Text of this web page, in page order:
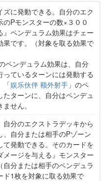
ズに発動できる。自分のエク
Pモンスターの数×３００
』ペンデュラム効果はチェー
果です。（対象を取る効果で
ペンデュラム効果は、自分
ているターンには発動する
「娱乐伙伴 额外射手 」のペ
ターンに、自分はペンデュ
せん。
自分のエクストラデッキから
、自分または相手のPゾーン
発動できる。そのカードを
ージを与える』モンスター
分または相手のペンデュラ
ド1枚を対象に取る効果で